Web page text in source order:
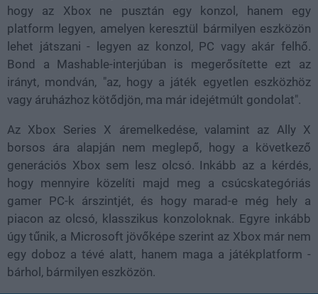
hogy az Xbox ne pusztán egy konzol, hanem egy
platform legyen, amelyen keresztül bármilyen eszközön
lehet játszani - legyen az konzol, PC vagy akár felhő.
Bond a Mashable-interjúban is megerősítette ezt az
irányt, mondván, "az, hogy a játék egyetlen eszközhöz
vagy áruházhoz kötődjön, ma már idejétmúlt gondolat".
Az Xbox Series X áremelkedése, valamint az Ally X
borsos ára alapján nem meglepő, hogy a következő
generációs Xbox sem lesz olcsó. Inkább az a kérdés,
hogy mennyire közelíti majd meg a csúcskategóriás
gamer PC-k árszintjét, és hogy marad-e még hely a
piacon az olcsó, klasszikus konzoloknak. Egyre inkább
úgy tűnik, a Microsoft jövőképe szerint az Xbox már nem
egy doboz a tévé alatt, hanem maga a játékplatform -
bárhol, bármilyen eszközön.